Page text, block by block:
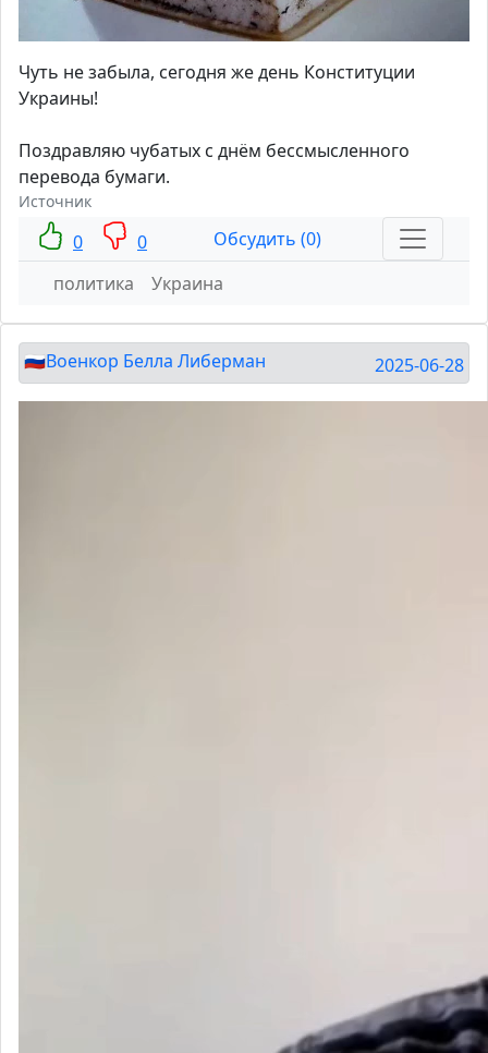
Чуть не забыла, сегодня же день Конституции
Украины!
Поздравляю чубатых с днём бессмысленного
перевода бумаги.
Источник
0 0
Обсудить (0)
политика
Украина
🇷🇺Военкор Белла Либерман 2025-06-28